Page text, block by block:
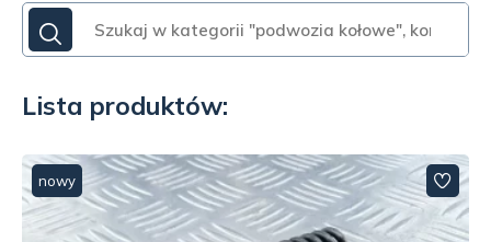
Lista produktów:
nowy